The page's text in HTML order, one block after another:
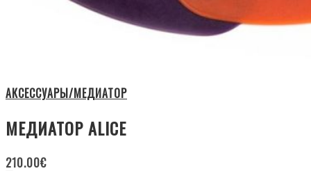
АКСЕССУАРЫ/МЕДИАТОР
МЕДИАТОР ALICE
210.00€